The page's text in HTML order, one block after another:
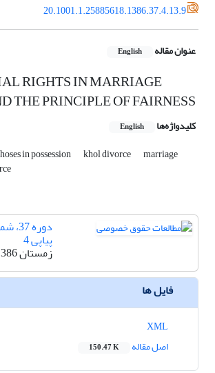
20.1001.1.25885618.1386.37.4.13.9
عنوان مقاله English
RIGHTS IN MARRIAGE
THE PRINCIPLE OF FAIRNESS
کلیدواژه‌ها English
in possession khol divorce marriage
پیاپی 4
زمستان 1386
فایل ها
اصل مقاله
150.47 K